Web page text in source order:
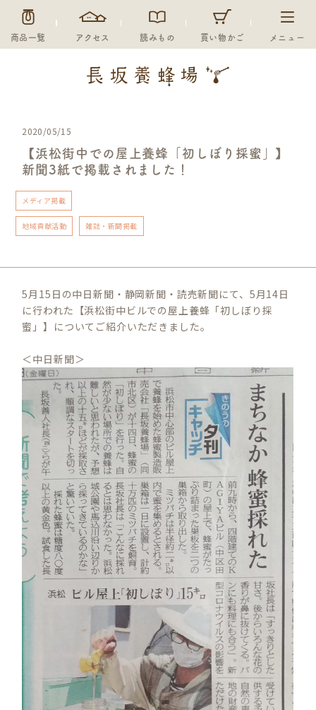
商品一覧 アクセス 読みもの 買い物かご メニュー
2020/05/15
【浜松街中での屋上養蜂「初しぼり採蜜」】
新聞3紙で掲載されました！
メディア掲載
地域貢献活動 雑誌・新聞掲載
5月15日の中日新聞・静岡新聞・読売新聞にて、5月14日
に行われた【浜松街中ビルでの屋上養蜂「初しぼり採
蜜」】についてご紹介いただきました。
＜中日新聞＞